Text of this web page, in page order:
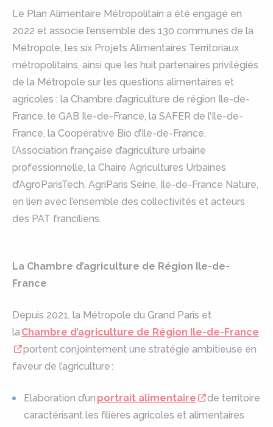
Le Plan Alimentaire Métropolitain a été engagé en
2022 et associe l’ensemble des 130 communes de la
Métropole, les six Projets Alimentaires Territoriaux
métropolitains, ainsi que les huit partenaires privilégiés
de la Métropole sur les questions alimentaires et
agricoles : la Chambre d’agriculture de région Ile-de-
France, le GAB Ile-de-France, la SAFER de l’Ile-de-
France, la Coopérative Bio d’Ile-de-France,
l’Association française d’agriculture urbaine
professionnelle, la Chaire Agricultures Urbaines
d’AgroParisTech, AgriParis Seine, Ile-de-France Nature,
en lien avec l’ensemble des collectivités et acteurs
des PAT franciliens.
La Chambre d’agriculture de Région Ile-de-
France
Depuis 2021, la Métropole du Grand Paris et
la Chambre d’agriculture de Région Ile-de-France
portent conjointement une stratégie ambitieuse en
faveur de l’agriculture :
Elaboration d’un portrait alimentaire
de territoire
caractérisant les filières agricoles et alimentaires